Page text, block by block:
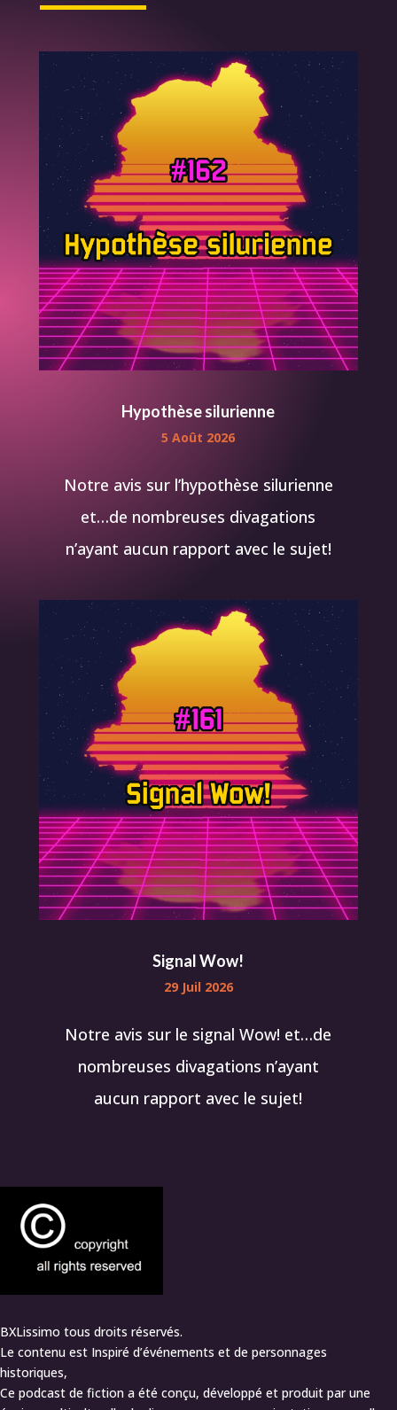
Hypothèse silurienne
5 Août 2026
Notre avis sur l’hypothèse silurienne
et…de nombreuses divagations
n’ayant aucun rapport avec le sujet!
Signal Wow!
29 Juil 2026
Notre avis sur le signal Wow! et…de
nombreuses divagations n’ayant
aucun rapport avec le sujet!
BXLissimo tous droits réservés.
Le contenu est Inspiré d’événements et de personnages
historiques,
Ce podcast de fiction a été conçu, développé et produit par une